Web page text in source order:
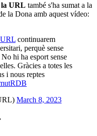
la URL també s'ha sumat a la
la Dona amb aquest vídeo:
continuarem
perquè sense
hi ha esport sense
Gràcies a totes les
i nous reptes
March 8, 2023